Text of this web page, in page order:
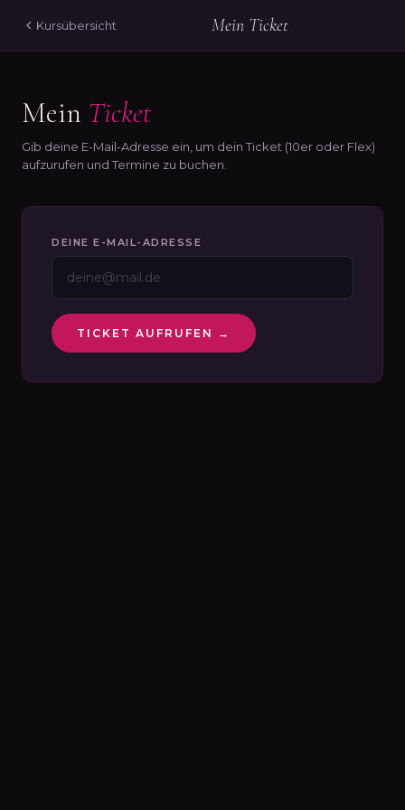
Kursübersicht Mein Ticket
Mein Ticket
Gib deine E-Mail-Adresse ein, um dein Ticket (10er oder Flex)
aufzurufen und Termine zu buchen.
DEINE E-MAIL-ADRESSE
TICKET AUFRUFEN →